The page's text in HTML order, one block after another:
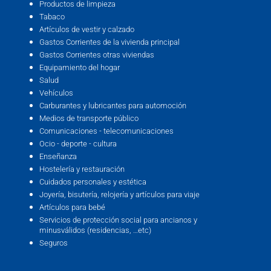
Productos de limpieza
Tabaco
Artículos de vestir y calzado
Gastos Corrientes de la vivienda principal
Gastos Corrientes otras viviendas
Equipamiento del hogar
Salud
Vehículos
Carburantes y lubricantes para automoción
Medios de transporte público
Comunicaciones - telecomunicaciones
Ocio - deporte - cultura
Enseñanza
Hostelería y restauración
Cuidados personales y estética
Joyería, bisutería, relojería y artículos para viaje
Artículos para bebé
Servicios de protección social para ancianos y
minusválidos (residencias, …etc)
Seguros